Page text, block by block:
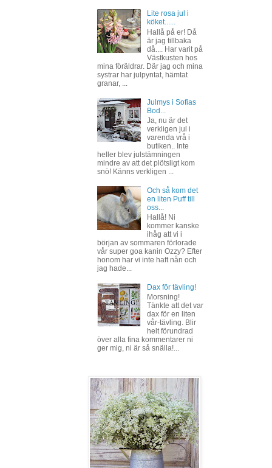
Lite rosa jul i
köket......
Hallå på er! Då
är jag tillbaka
då.... Har varit på
Västkusten hos
mina föräldrar. Där jag och mina
systrar har julpyntat, hämtat
granar, ...
Julmys i Sofias
Bod...
Ja, nu är det
verkligen jul i
varenda vrå i
butiken.. Inte
heller blev julstämningen
mindre av att det plötsligt kom
snö! Känns verkligen ...
Och så kom det
en liten Puff till
oss...
Hallå! Ni
kommer kanske
ihåg att vi i
början av sommaren förlorade
vår super goa kanin Ozzy? Efter
honom har vi inte haft nån och
jag hade...
Dax för tävling!
Morsning!
Tänkte att det var
dax för en liten
vår-tävling. Blir
helt förundrad
över alla fina kommentarer ni
ger mig, ni är så snälla!...